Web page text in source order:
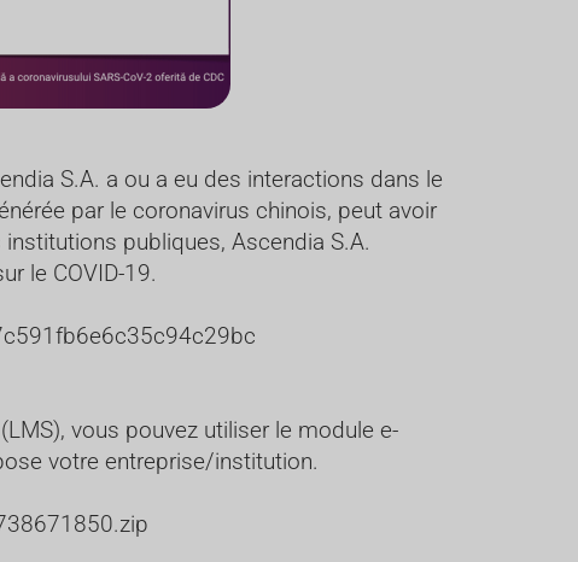
S.A. a ou a eu des interactions dans le
par le coronavirus chinois, peut avoir
publiques, Ascendia S.A.
le COVID-19.
vous pouvez utiliser le module e-
votre entreprise/institution.